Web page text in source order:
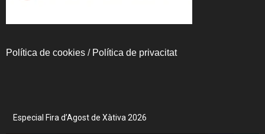
Política de cookies / Política de privacitat
Especial Fira d’Agost de Xàtiva 2026